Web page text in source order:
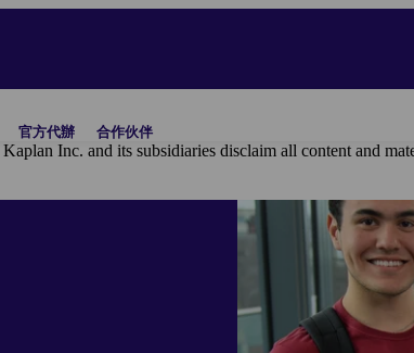
官方代辦 合作伙伴
Kaplan Inc. and its subsidiaries disclaim all content and